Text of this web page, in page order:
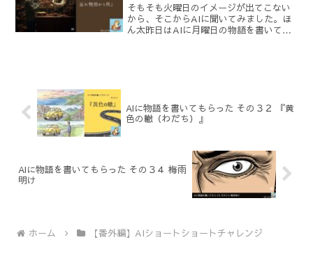
そもそも火曜日のイメージが出てこない
から、そこからAIに聞いてみました。ほ
ん太昨日はAIに月曜日の物語を書いても
AIに物語を書いてもらった その３２ 『黄
色の轍（わだち）』
AIに物語を書いてもらった その３４ 梅雨
明け
ホーム 【番外編】AIショートショートチャレンジ